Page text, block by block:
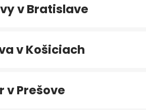
v Bratislave
v Košiciach
v Prešove